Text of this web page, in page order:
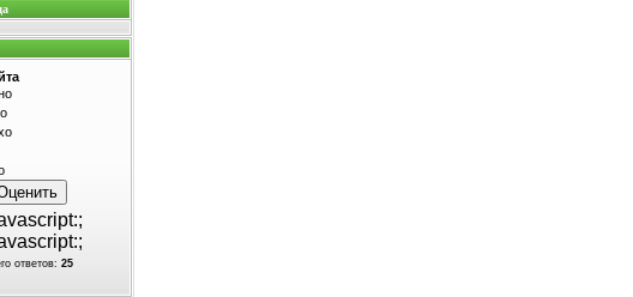
ответов: 25